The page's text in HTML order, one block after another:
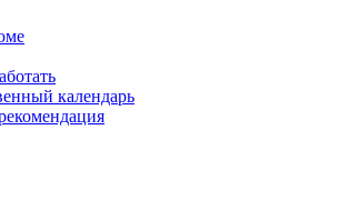
календарь